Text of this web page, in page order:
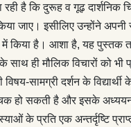
है कि दुरूह व गूढ़ दार्शनिक
जाए। इसीलिए उन्होंने अपनी
में किया है। आशा है, यह पुस्तक
साथ ही मौलिक विचारों को भी
सामग्री दर्शन के
हो सकती है और इसके
के प्रति एक अन्तर्दृष्टि